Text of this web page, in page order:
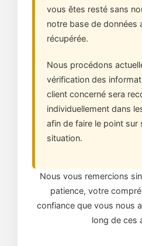
vous êtes resté sans
notre base de données
récupérée.
Nous procédons
vérification des
client concerné sera
individuellement dans
afin de faire le point sur
situation.
Nous vous remercions
patience, votre
confiance que vous nous
long de ces